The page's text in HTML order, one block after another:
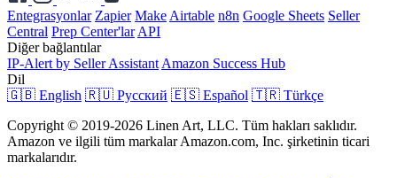
Entegrasyonlar Zapier Make Airtable n8n Google Sheets Seller
Central Prep Center'lar API
Diğer bağlantılar
IP-Alert by Seller Assistant Amazon Success Hub
Dil
🇬🇧 English 🇷🇺 Русский 🇪🇸 Español 🇹🇷 Türkçe
Copyright © 2019-2026 Linen Art, LLC. Tüm hakları saklıdır.
Amazon ve ilgili tüm markalar Amazon.com, Inc. şirketinin ticari
markalarıdır.